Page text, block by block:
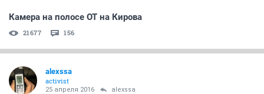
Камера на полосе ОТ на Кирова
21677 156
alexssa
activist
25 апреля 2016 alexssa